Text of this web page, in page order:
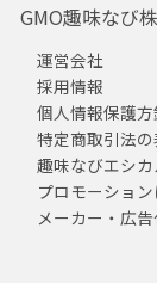
GMO趣味なび
運営会社
採用情報
個人情報保護方
特定商取引法の
趣味なびエシ
プロモーショ
メーカー・広